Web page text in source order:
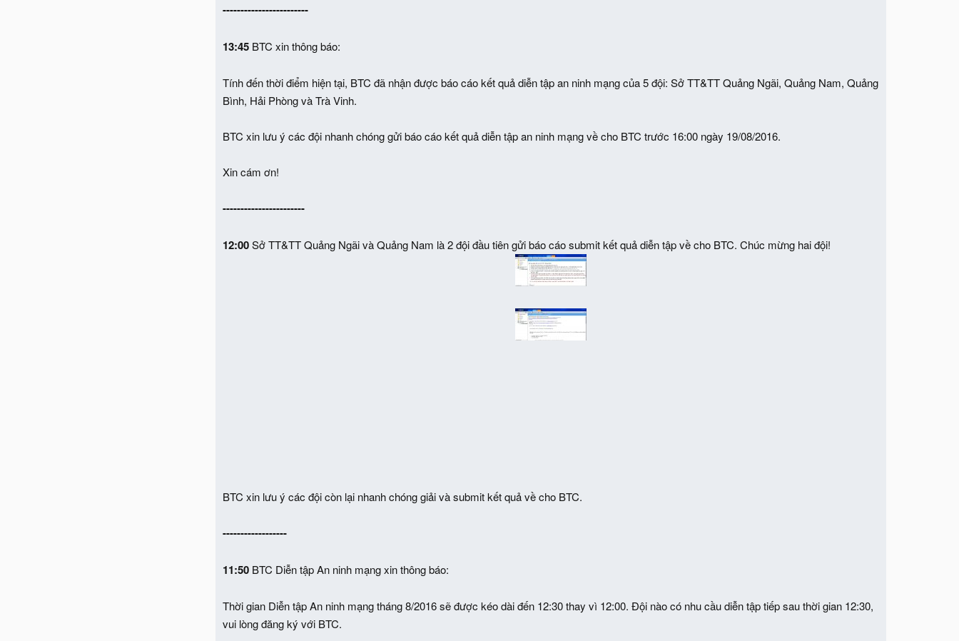
------------------------
13:45 BTC xin thông báo:
Tính đến thời điểm hiện tại, BTC đã nhận được báo cáo kết quả diễn tập an ninh mạng của 5 đội: Sở TT&TT Quảng Ngãi, Quảng Nam, Quảng
Bình, Hải Phòng và Trà Vinh.
BTC xin lưu ý các đội nhanh chóng gửi báo cáo kết quả diễn tập an ninh mạng về cho BTC trước 16:00 ngày 19/08/2016.
Xin cám ơn!
-----------------------
12:00Sở TT&TT Quảng Ngãi và Quảng Nam là 2 đội đầu tiên gửi báo cáo submit kết quả diễn tập về cho BTC. Chúc mừng hai đội!
BTC xin lưu ý các đội còn lại nhanh chóng giải và submit kết quả về cho BTC.
------------------
11:50 BTC Diễn tập An ninh mạng xin thông báo:
Thời gian Diễn tập An ninh mạng tháng 8/2016 sẽ được kéo dài đến 12:30 thay vì 12:00. Đội nào có nhu cầu diễn tập tiếp sau thời gian 12:30,
vui lòng đăng ký với BTC.